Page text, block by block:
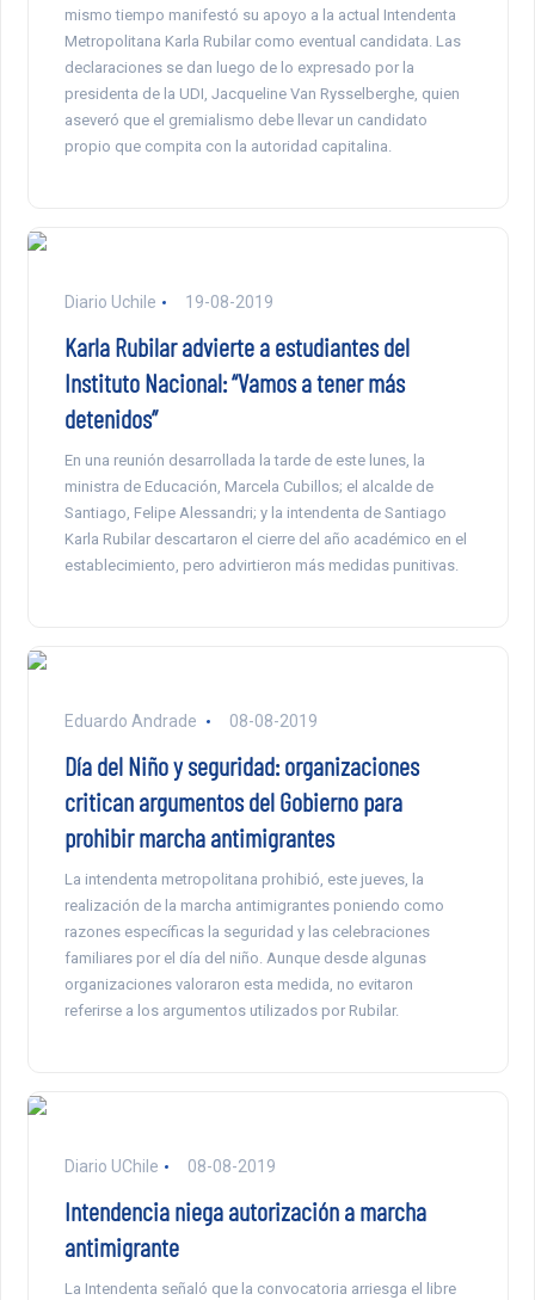
mismo tiempo manifestó su apoyo a la actual Intendenta
Metropolitana Karla Rubilar como eventual candidata. Las
declaraciones se dan luego de lo expresado por la
presidenta de la UDI, Jacqueline Van Rysselberghe, quien
aseveró que el gremialismo debe llevar un candidato
propio que compita con la autoridad capitalina.
Diario Uchile 19-08-2019
Karla Rubilar advierte a estudiantes del
Instituto Nacional: “Vamos a tener más
detenidos”
En una reunión desarrollada la tarde de este lunes, la
ministra de Educación, Marcela Cubillos; el alcalde de
Santiago, Felipe Alessandri; y la intendenta de Santiago
Karla Rubilar descartaron el cierre del año académico en el
establecimiento, pero advirtieron más medidas punitivas.
Eduardo Andrade 08-08-2019
Día del Niño y seguridad: organizaciones
critican argumentos del Gobierno para
prohibir marcha antimigrantes
La intendenta metropolitana prohibió, este jueves, la
realización de la marcha antimigrantes poniendo como
razones específicas la seguridad y las celebraciones
familiares por el día del niño. Aunque desde algunas
organizaciones valoraron esta medida, no evitaron
referirse a los argumentos utilizados por Rubilar.
Diario UChile 08-08-2019
Intendencia niega autorización a marcha
antimigrante
La Intendenta señaló que la convocatoria arriesga el libre